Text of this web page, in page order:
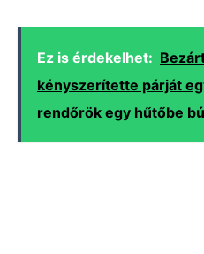
Ez is érdekelhet:
kényszerítette párját
rendőrök egy hűtőbe